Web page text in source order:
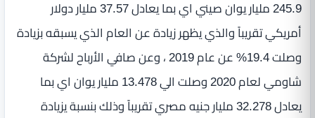
245.9 مليار يوان صيني اي بما يعادل 37.57 مليار دولار
أمريكي تقريباً والذي يظهر زيادة عن العام الذي يسبقه بزيادة
وصلت 19.4% عن عام 2019 ، وعن صافي الأرباح لشركة
شاومي لعام 2020 وصلت الي 13.478 مليار يوان اي بما
يعادل 32.278 مليار جنيه مصري تقريباً وذلك بنسبة يزيادة